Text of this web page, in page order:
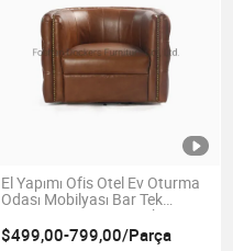
El Yapımı Ofis Otel Ev Oturma
Odası Mobilyası Bar Tek
Vintage Kanepe Gerçek Deri
Rahat Dönme Kanepe
$499,00-799,00/Parça